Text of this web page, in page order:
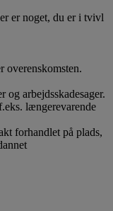
er noget, du er i tvivl
og arbejdsskadesager.
længerevarende
forhandlet på plads,